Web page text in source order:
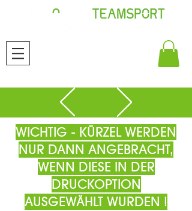
WICHTIG - KÜRZEL WERDEN
NUR DANN ANGEBRACHT,
WENN DIESE IN DER
DRUCKOPTION
AUSGEWÄHLT WURDEN !